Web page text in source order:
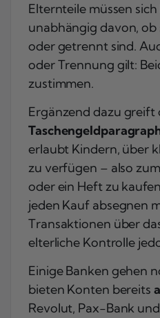
Elternteile müssen
unabhängig davon, ob
oder getrennt sind.
oder Trennung gilt:
zustimmen.
Ergänzend dazu greift
erlaubt Kindern, über
zu verfügen – also
oder ein Heft zu
jeden Kauf absegnen
Transaktionen über
elterliche Kontrolle
Einige Banken gehen
bieten Konten bereits
Revolut, Pax-Bank